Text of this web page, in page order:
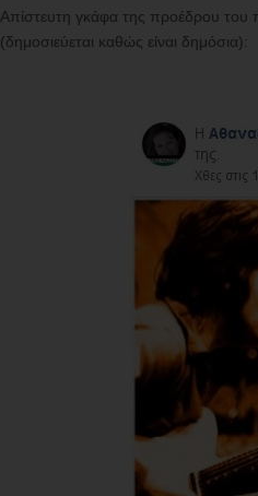
Απίστευτη γκάφα της προέδρου του
(δημοσιεύεται καθώς είναι δημόσια):